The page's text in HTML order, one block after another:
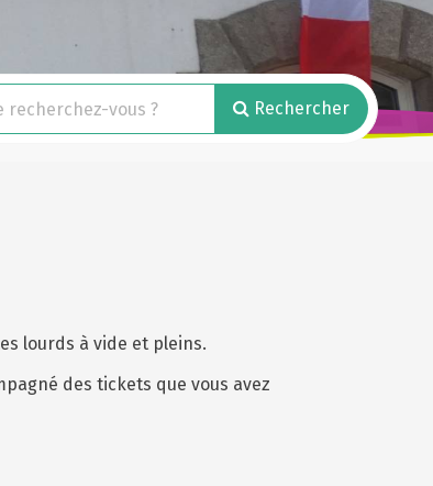
Rechercher
lourds à vide et pleins.
des tickets que vous avez